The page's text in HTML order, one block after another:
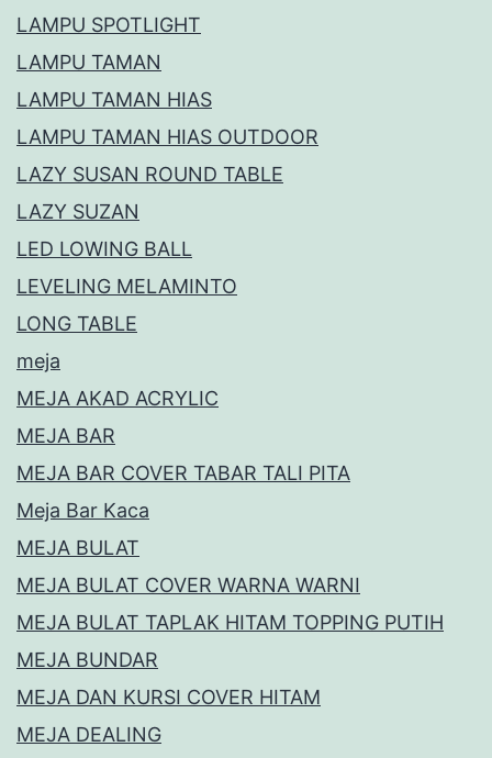
LAMPU SPOTLIGHT
LAMPU TAMAN
LAMPU TAMAN HIAS
LAMPU TAMAN HIAS OUTDOOR
LAZY SUSAN ROUND TABLE
LAZY SUZAN
LED LOWING BALL
LEVELING MELAMINTO
LONG TABLE
meja
MEJA AKAD ACRYLIC
MEJA BAR
MEJA BAR COVER TABAR TALI PITA
Meja Bar Kaca
MEJA BULAT
MEJA BULAT COVER WARNA WARNI
MEJA BULAT TAPLAK HITAM TOPPING PUTIH
MEJA BUNDAR
MEJA DAN KURSI COVER HITAM
MEJA DEALING